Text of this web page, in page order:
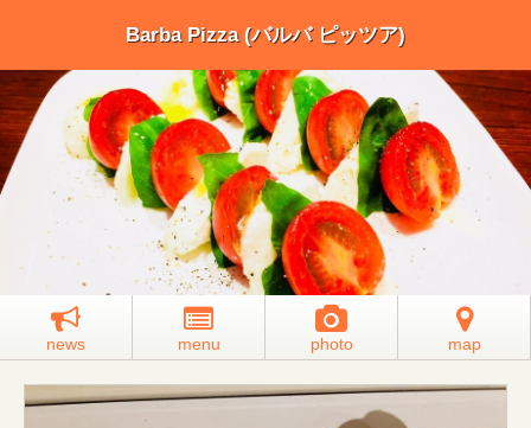
Barba Pizza (バルバ ピッツア)
news menu photo map